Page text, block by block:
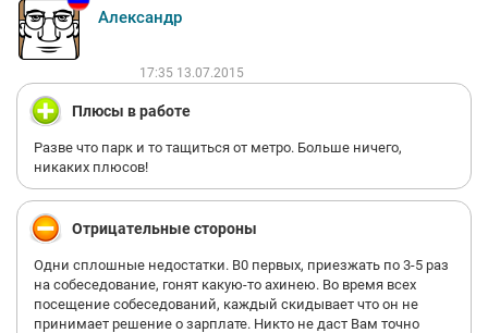
Александр
17:35 13.07.2015
Плюсы в работе
Разве что парк и то тащиться от метро. Больше ничего,
никаких плюсов!
Отрицательные стороны
Одни сплошные недостатки. В0 первых, приезжать по 3-5 раз
на собеседование, гонят какую-то ахинею. Во время всех
посещение собеседований, каждый скидывает что он не
принимает решение о зарплате. Никто не даст Вам точно